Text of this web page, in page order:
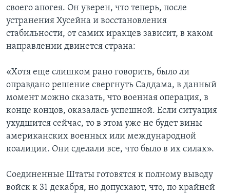
своего апогея. Он уверен, что теперь, после
устранения Хусейна и восстановления
стабильности, от самих иракцев зависит, в каком
направлении двинется страна:
«Хотя еще слишком рано говорить, было ли
оправдано решение свергнуть Саддама, в данный
момент можно сказать, что военная операция, в
конце концов, оказалась успешной. Если ситуация
ухудшится сейчас, то в этом уже не будет вины
американских военных или международной
коалиции. Они сделали все, что было в их силах».
Соединенные Штаты готовятся к полному выводу
войск к 31 декабря, но допускают, что, по крайней